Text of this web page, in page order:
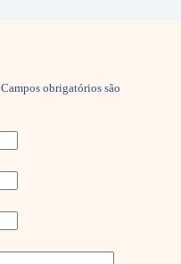
Campos obrigatórios são